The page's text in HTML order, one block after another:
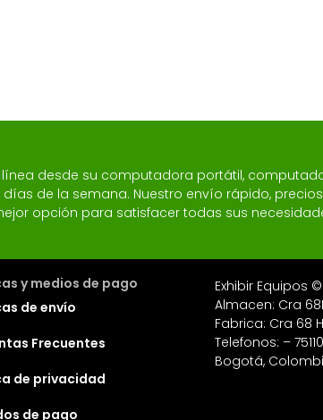
desde su computadora portátil,
de la semana. Nuestro envío rápido,
opción para satisfacer todas sus
y medios de pago
de envío
Frecuentes
de privacidad
de pago
Exhibir Equipos ©
Almacen: Cra
Fabrica: Cra 68
Telefonos: –
Bogotá,